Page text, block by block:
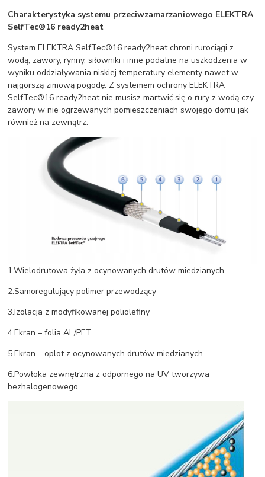
Charakterystyka systemu przeciwzamarzaniowego ELEKTRA
SelfTec®16 ready2heat
System ELEKTRA SelfTec®16 ready2heat chroni rurociągi z
wodą, zawory, rynny, siłowniki i inne podatne na uszkodzenia w
wyniku oddziaływania niskiej temperatury elementy nawet w
najgorszą zimową pogodę. Z systemem ochrony ELEKTRA
SelfTec®16 ready2heat nie musisz martwić się o rury z wodą czy
zawory w nie ogrzewanych pomieszczeniach swojego domu jak
również na zewnątrz.
1.Wielodrutowa żyła z ocynowanych drutów miedzianych
2.Samoregulujący polimer przewodzący
3.Izolacja z modyfikowanej poliolefiny
4.Ekran – folia AL/PET
5.Ekran – oplot z ocynowanych drutów miedzianych
6.Powłoka zewnętrzna z odpornego na UV tworzywa
bezhalogenowego